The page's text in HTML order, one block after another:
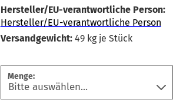
Hersteller/EU-verantwortliche Person:
Hersteller/EU-verantwortliche Person
Versandgewicht: 49kg je Stück
Menge: